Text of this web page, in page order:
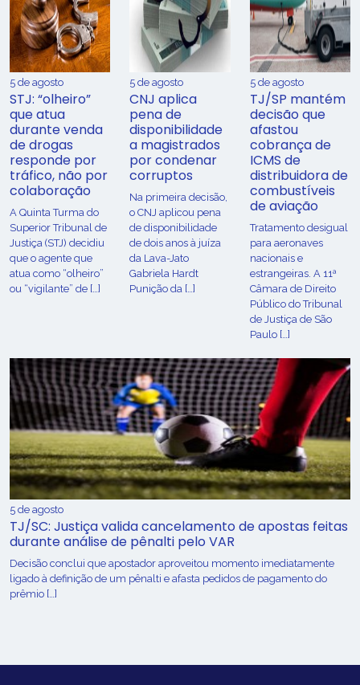
5 de agosto
STJ: “olheiro”
que atua
durante venda
de drogas
responde por
tráfico, não por
colaboração
A Quinta Turma do
Superior Tribunal de
Justiça (STJ) decidiu
que o agente que
atua como “olheiro”
ou “vigilante” de […]
5 de agosto
CNJ aplica
pena de
disponibilidade
a magistrados
por condenar
corruptos
Na primeira decisão,
o CNJ aplicou pena
de disponibilidade
de dois anos à juíza
da Lava-Jato
Gabriela Hardt
Punição da […]
5 de agosto
TJ/SP mantém
decisão que
afastou
cobrança de
ICMS de
distribuidora de
combustíveis
de aviação
Tratamento desigual
para aeronaves
nacionais e
estrangeiras. A 11ª
Câmara de Direito
Público do Tribunal
de Justiça de São
Paulo […]
5 de agosto
TJ/SC: Justiça valida cancelamento de apostas feitas
durante análise de pênalti pelo VAR
Decisão conclui que apostador aproveitou momento imediatamente
ligado à definição de um pênalti e afasta pedidos de pagamento do
prêmio […]